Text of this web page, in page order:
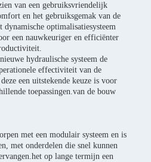
van een gebruiksvriendelijk
en het gebruiksgemak van de
dynamische optimalisatiesysteem
een nauwkeuriger en efficiënter
hydraulische systeem de
effectiviteit van de
een uitstekende keuze is voor
toepassingen.van de bouw
met een modulair systeem en is
met onderdelen die snel kunnen
op lange termijn een